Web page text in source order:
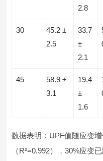
2.8
30
45.2 ±
2.5
33.7
±
2.1
45
58.9 ±
3.1
19.4
±
1.6
数据表明：UPF值随应变
（R²=0.992），30%应变